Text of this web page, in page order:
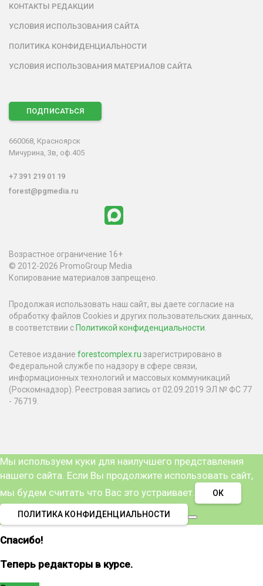
КОНТАКТЫ РЕДАКЦИИ
УСЛОВИЯ ИСПОЛЬЗОВАНИЯ САЙТА
ПОЛИТИКА КОНФИДЕНЦИАЛЬНОСТИ
УСЛОВИЯ ИСПОЛЬЗОВАНИЯ МАТЕРИАЛОВ САЙТА
ПОДПИСАТЬСЯ
660068, Красноярск
Мичурина, 3в, оф.405
+7 391 219 01 19
forest@pgmedia.ru
Возрастное ограничение 16+
© 2012-2026 PromoGroup Media
Копирование материалов запрещено.
Продолжая использовать наш сайт, вы даете согласие на
обработку файлов Cookies и других пользовательских данных,
в соответствии сПолитикой конфиденциальности
Сетевое издание forestcomplex.ru зарегистрировано в
Федеральной службе по надзору в сфере связи,
информационных технологий и массовых коммуникаций
(Роскомнадзор). Реестровая запись от 02.09.2019 ЭЛ № ФС 77
- 76719.
Мы используем куки для наилучшего представления
нашего сайта. Если Вы продолжите использовать сайт,
мы будем считать что Вас это устраивает.
ОК
ПОЛИТИКА КОНФИДЕНЦИАЛЬНОСТИ
Спасибо!
Теперь редакторы в курсе.